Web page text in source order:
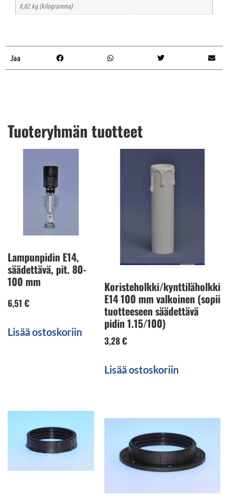
0,02 kg (kilogramma)
Jaa
Tuoteryhmän tuotteet
Lampunpidin E14,
säädettävä, pit. 80-
100 mm
6,51 €
Lisää ostoskoriin
Koristeholkki/kynttiläholkki
E14 100 mm valkoinen (sopii
tuotteeseen säädettävä
pidin 1.15/100)
3,28€
Lisää ostoskoriin